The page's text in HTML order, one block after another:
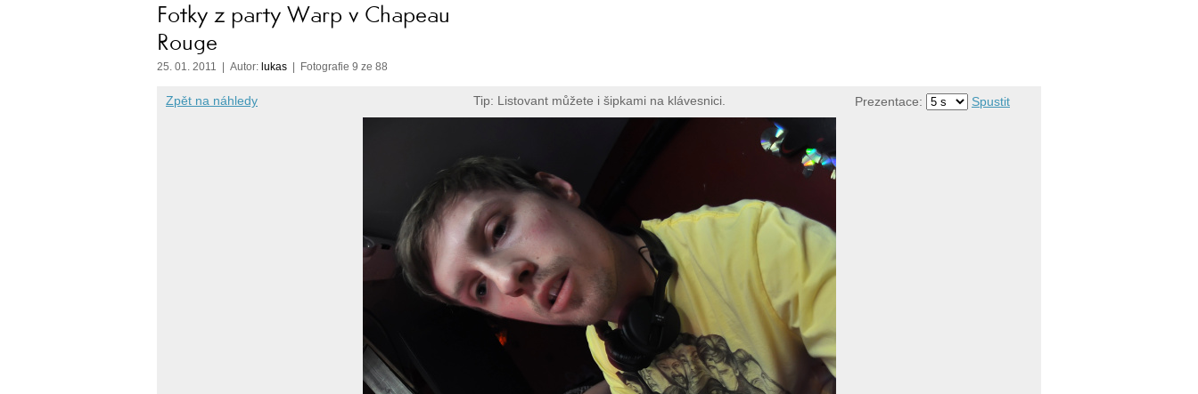
Fotky z party Warp v Chapeau
Rouge
25. 01. 2011 | Autor: lukas | Fotografie 9 ze 88
Zpět na náhledy Tip: Listovant můžete i šipkami na klávesnici. Prezentace: Spustit